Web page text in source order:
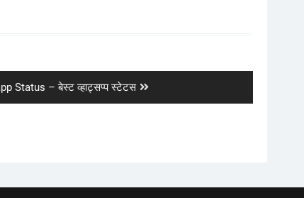
Status – बेस्ट व्हाट्सप्प स्टेटस